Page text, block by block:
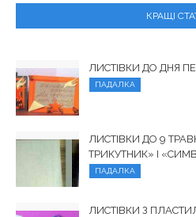
КРАЩІ
ЛИСТІВКИ ДО ДНЯ
ПАДАЛКА
ЛИСТІВКИ ДО 9
ТРИКУТНИК» І
ПАДАЛКА
ЛИСТІВКИ З